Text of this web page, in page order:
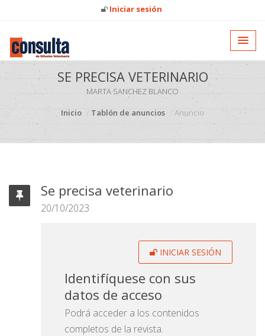
Iniciar sesión
SE PRECISA VETERINARIO
MARTA SANCHEZ BLANCO
Inicio
Tablón de anuncios Anuncio
Se precisa veterinario
20/10/2023
INICIAR SESIÓN
Identifíquese con sus
datos de acceso
Podrá acceder a los contenidos
completos de la revista.